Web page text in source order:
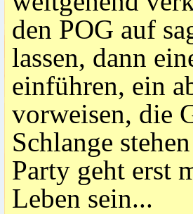
den POG auf
lassen, dann
einführen, ein
vorweisen, die
Schlange
Party geht erst
Leben sein...